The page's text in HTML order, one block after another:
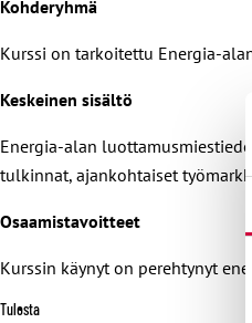
Kohderyhmä
Kurssi on tarkoitettu Energia-
Keskeinen sisältö
Energia-alan
tulkinnat, ajankohtaiset
Osaamistavoitteet
Kurssin käynyt on perehtynyt
Tulosta